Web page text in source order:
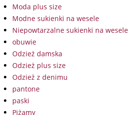
Moda plus size
Modne sukienki na wesele
Niepowtarzalne sukienki na wesele
obuwie
Odzież damska
Odzież plus size
Odzież z denimu
pantone
paski
Piżamy